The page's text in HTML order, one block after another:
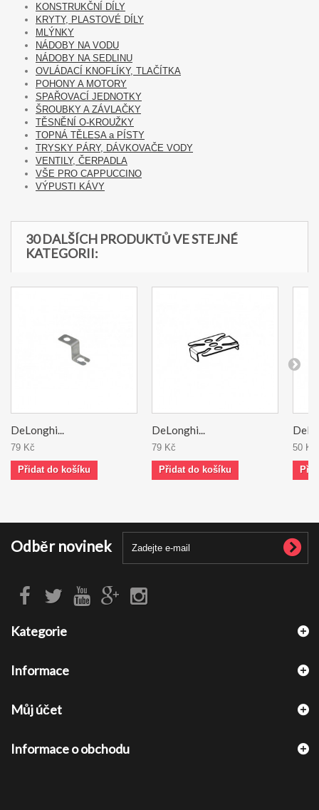
KONSTRUKČNÍ DÍLY
KRYTY, PLASTOVÉ DÍLY
MLÝNKY
NÁDOBY NA VODU
NÁDOBY NA SEDLINU
OVLÁDACÍ KNOFLÍKY, TLAČÍTKA
POHONY A MOTORY
SPAŘOVACÍ JEDNOTKY
ŠROUBKY A ZÁVLAČKY
TĚSNĚNÍ O-KROUŽKY
TOPNÁ TĚLESA a PÍSTY
TRYSKY PÁRY, DÁVKOVAČE VODY
VENTILY, ČERPADLA
VŠE PRO CAPPUCCINO
VÝPUSTI KÁVY
30 DALŠÍCH PRODUKTŮ VE STEJNÉ
KATEGORII:
DeLonghi...
79 Kč
Přidat do košíku
DeLonghi...
79 Kč
Přidat do košíku
50 Kč
Odběr novinek
Kategorie
Informace
Můj účet
Informace o obchodu